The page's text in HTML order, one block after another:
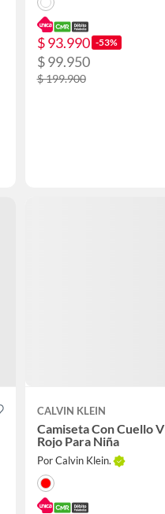
$ 93.990 -53%
$ 99.950
$ 199.900
CALVIN KLEIN
Camiseta Con Cuello V
Rojo Para Niña
Por Calvin Klein.